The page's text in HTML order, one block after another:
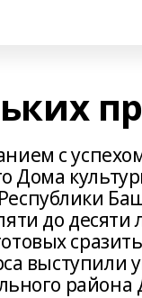
с
Дома
до
выступили
района